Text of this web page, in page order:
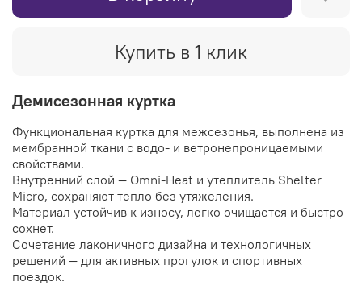
Купить в 1 клик
Демисезонная куртка
Функциональная куртка для межсезонья, выполнена из
мембранной ткани с водо- и ветронепроницаемыми
свойствами.
Внутренний слой — Omni-Heat и утеплитель Shelter
Micro, сохраняют тепло без утяжеления.
Материал устойчив к износу, легко очищается и быстро
сохнет.
Сочетание лаконичного дизайна и технологичных
решений — для активных прогулок и спортивных
поездок.